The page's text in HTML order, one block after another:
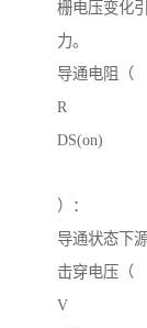
栅电压变化
力。
导通电阻（
R
DS(on)
）：
导通状态下
击穿电压（
V